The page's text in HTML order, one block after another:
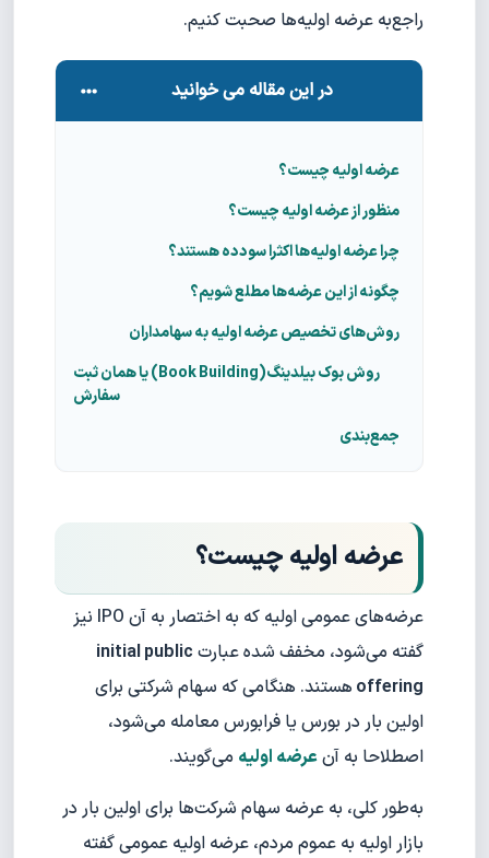
راجع‌به عرضه اولیه‌ها صحبت کنیم.‌
در این مقاله می خوانید
عرضه اولیه چیست؟
منظور از عرضه اولیه چیست؟
چرا عرضه اولیه‌ها اکثرا سود‌ده هستند؟
چگونه از این عرضه‌ها مطلع شویم؟
روش‌های تخصیص عرضه اولیه به سهامداران
روش بوک بیلدینگ(Book Building) یا همان ثبت
سفارش
جمع‌بندی
عرضه اولیه چیست؟
عرضه‌های عمومی اولیه که به اختصار به آن IPO نیز
گفته می‌شود، مخفف شده عبارت initial public
offering هستند. هنگامی که سهام شرکتی برای
اولین بار در بورس یا فرابورس معامله می‌شود،
اصطلاحا به آنعرضه اولیه می‌گویند.
به‌طور کلی، به عرضه سهام شرکت‌ها برای اولین بار در
بازار اولیه به عموم مردم، عرضه اولیه عمومی گفته